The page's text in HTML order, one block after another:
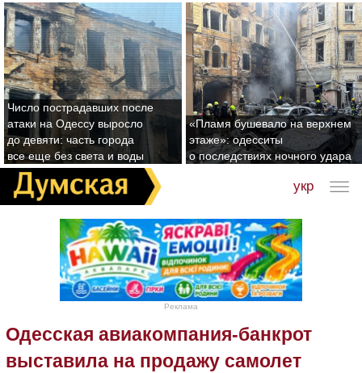
Число пострадавших после
атаки на Одессу выросло
до девяти: часть города
все еще без света и воды
«Пламя бушевало на верхнем
этаже»: одесситы
о последствиях ночного удара
укр
Реклама
Одесская авиакомпания-банкрот
выставила на продажу самолет